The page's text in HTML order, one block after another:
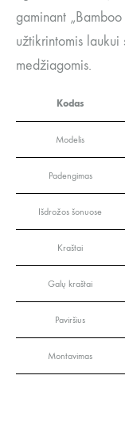
gaminant
užtikrintomis laukui
medžiagomis.
Kodas
Modelis
Padengimas
Išdrožos šonuose
Kraštai
Galų kraštai
Paviršius
Montavimas